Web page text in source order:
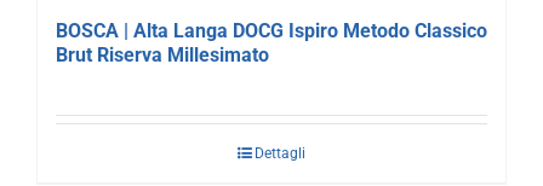
BOSCA | Alta Langa DOCG Ispiro Metodo Classico
Brut Riserva Millesimato
Dettagli